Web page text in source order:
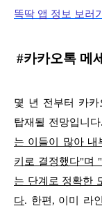
똑딱 앱 정보 보러
#카카오톡 메
몇 년 전부터 카카
탑재될 전망입니다.
는 이들이 많아 내
키로 결정했다"며
는 단계로 정확한
다. 한편, 이미 라